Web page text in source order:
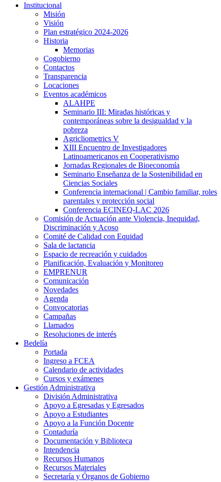
Institucional
Misión
Visión
Plan estratégico 2024-2026
Historia
Memorias
Cogobierno
Contactos
Transparencia
Locaciones
Eventos académicos
ALAHPE
Seminario III: Miradas históricas y
contemporáneas sobre la desigualdad y la
pobreza
Agricliometrics V
XIII Encuentro de Investigadores
Latinoamericanos en Cooperativismo
Jornadas Regionales de Bioeconomía
Seminario Enseñanza de la Sostenibilidad en
Ciencias Sociales
Conferencia internacional | Cambio familiar, roles
parentales y protección social
Conferencia ECINEQ-LAC 2026
Comisión de Actuación ante Violencia, Inequidad,
Discriminación y Acoso
Comité de Calidad con Equidad
Sala de lactancia
Espacio de recreación y cuidados
Planificación, Evaluación y Monitoreo
EMPRENUR
Comunicación
Novedades
Agenda
Convocatorias
Campañas
Llamados
Resoluciones de interés
Bedelía
Portada
Ingreso a FCEA
Calendario de actividades
Cursos y exámenes
Gestión Administrativa
División Administrativa
Apoyo a Egresadas y Egresados
Apoyo a Estudiantes
Apoyo a la Función Docente
Contaduría
Documentación y Biblioteca
Intendencia
Recursos Humanos
Recursos Materiales
Secretaría y Órganos de Gobierno